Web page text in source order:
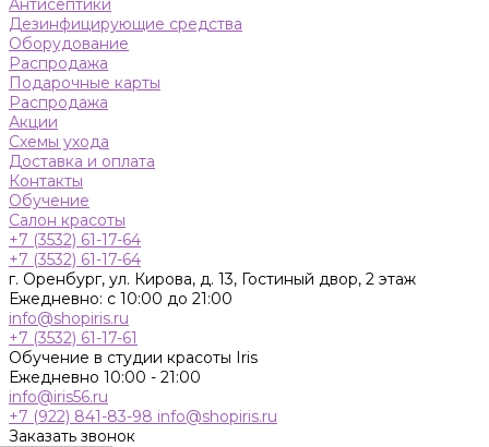
Антисептики
Дезинфицирующие средства
Оборудование
Распродажа
Подарочные карты
Распродажа
Акции
Схемы ухода
Доставка и оплата
Контакты
Обучение
Салон красоты
+7 (3532) 61-17-64
+7 (3532) 61-17-64
г. Оренбург, ул. Кирова, д. 13, Гостиный двор, 2 этаж
Ежедневно: с 10:00 до 21:00
info@shopiris.ru
+7 (3532) 61-17-61
Обучение в студии красоты Iris
Ежедневно 10:00 - 21:00
info@iris56.ru
+7 (922) 841-83-98 info@shopiris.ru
Заказать звонок